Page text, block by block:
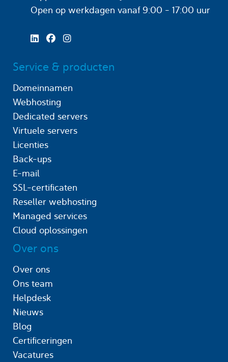
Open op werkdagen
vanaf 9:00 - 17:00 uur
Service & producten
Domeinnamen
Webhosting
Dedicated servers
Virtuele servers
Licenties
Back-ups
E-mail
SSL-certificaten
Reseller webhosting
Managed services
Cloud oplossingen
Over ons
Over ons
Ons team
Helpdesk
Nieuws
Blog
Certificeringen
Vacatures